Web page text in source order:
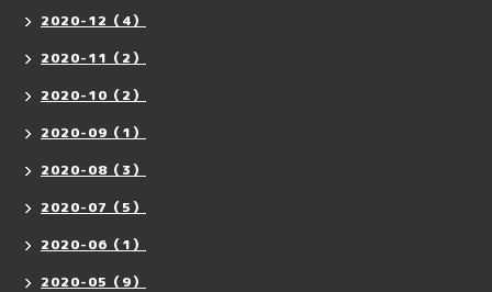
2020-12（4）
2020-11（2）
2020-10（2）
2020-09（1）
2020-08（3）
2020-07（5）
2020-06（1）
2020-05（9）